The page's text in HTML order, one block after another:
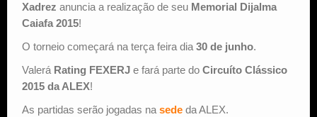
Xadrez anuncia a realização de seu Memorial Dijalma
Caiafa 2015!
O torneio começará na terça feira dia 30 de junho.
Valerá Rating FEXERJ e fará parte do Circuíto Clássico
2015 da ALEX!
As partidas serão jogadas na sede da ALEX.